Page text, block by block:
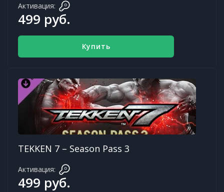
Активация:
499 руб.
Купить
TEKKEN 7 – Season Pass 3
Активация:
499 руб.